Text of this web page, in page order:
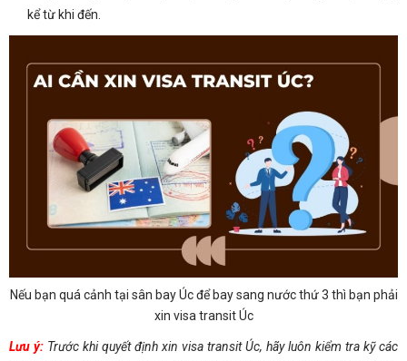
kể từ khi đến.
Nếu bạn quá cảnh tại sân bay Úc để bay sang nước thứ 3 thì bạn phải
xin visa transit Úc
Lưu ý: Trước khi quyết định xin visa transit Úc, hãy luôn kiểm tra kỹ các